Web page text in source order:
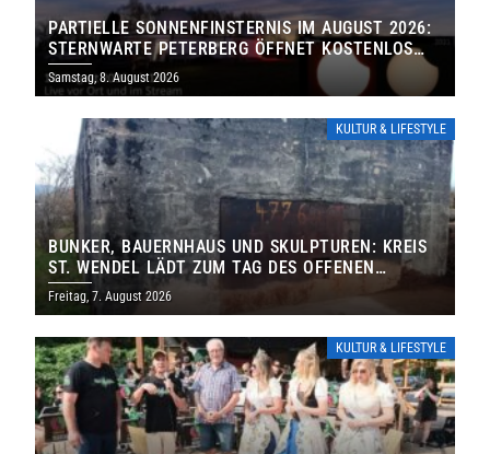
PARTIELLE SONNENFINSTERNIS IM AUGUST 2026:
STERNWARTE PETERBERG ÖFFNET KOSTENLOS
IHRE TORE
Samstag, 8. August 2026
KULTUR & LIFESTYLE
BUNKER, BAUERNHAUS UND SKULPTUREN: KREIS
ST. WENDEL LÄDT ZUM TAG DES OFFENEN
DENKMALS EIN
Freitag, 7. August 2026
KULTUR & LIFESTYLE